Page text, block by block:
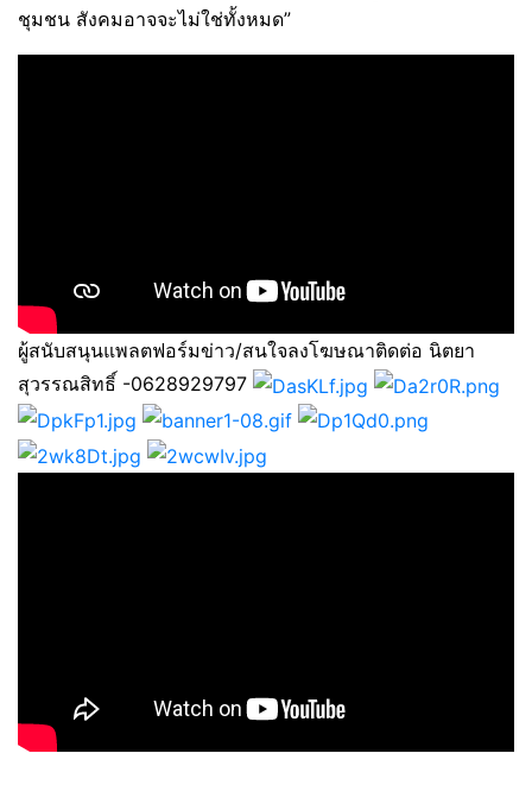
ชุมชน สังคมอาจจะไม่ใช่ทั้งหมด”
ผู้สนับสนุนแพลตฟอร์มข่าว/สนใจลงโฆษณาติดต่อ นิตยา
สุวรรณสิทธิ์ -0628929797